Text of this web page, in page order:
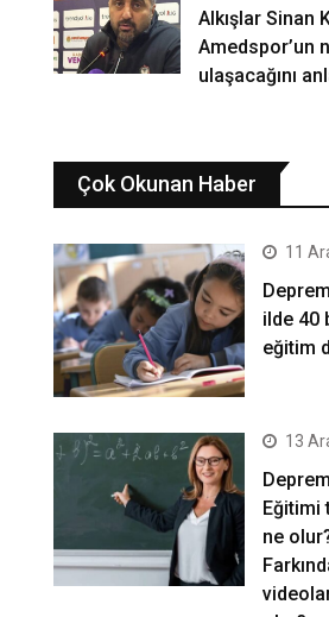
Alkışlar Sinan
Amedspor’un
ulaşacağını
Çok Okunan Haber
11
ilde 40
eğitim
13
Eğitimi
ne